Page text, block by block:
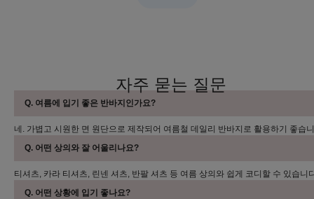
자주 묻는 질문
Q. 여름에 입기 좋은 반바지인가요?
네. 가볍고 시원한 면 원단으로 제작되어 여름철 데일리 반바지로 활용하기 좋습
Q. 어떤 상의와 잘 어울리나요?
티셔츠, 카라 티셔츠, 린넨 셔츠, 반팔 셔츠 등 여름 상의와 쉽게 코디할 수 있습니
Q. 어떤 상황에 입기 좋나요?